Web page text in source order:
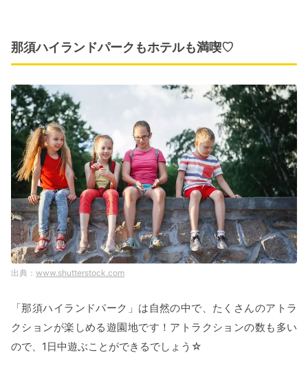
那須ハイランドパークもホテルも満喫♡
www.shutterstock.com
「那須ハイランドパーク」は自然の中で、たくさんのアトラ
クションが楽しめる遊園地です！アトラクションの数も多い
ので、1日中遊ぶことができるでしょう☆